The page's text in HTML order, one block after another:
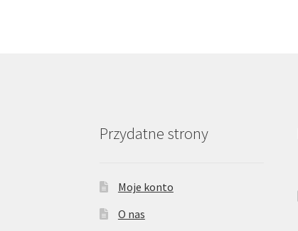
Przydatne strony
Moje konto
O nas